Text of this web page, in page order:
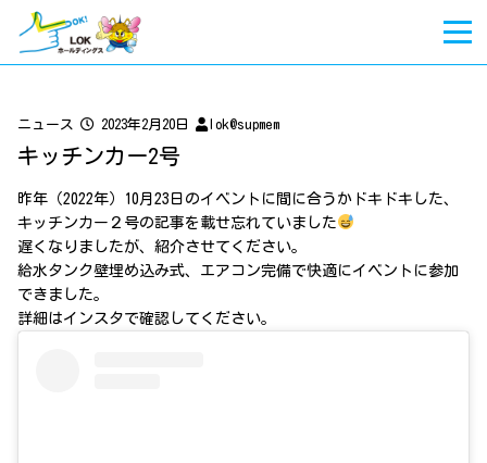
ニュース 2023年2月20日 lok@supmem
キッチンカー2号
昨年（2022年）10月23日のイベントに間に合うかドキドキした、
キッチンカー２号の記事を載せ忘れていました
遅くなりましたが、紹介させてください。
給水タンク壁埋め込み式、エアコン完備で快適にイベントに参加
できました。
詳細はインスタで確認してください。